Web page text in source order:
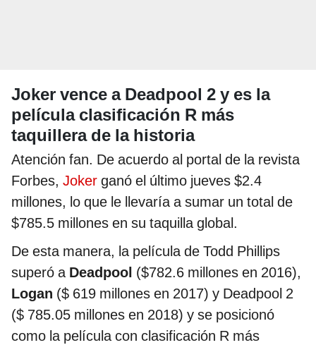
Joker vence a Deadpool 2 y es la
película clasificación R más
taquillera de la historia
Atención fan. De acuerdo al portal de la revista
Forbes, Joker ganó el último jueves $2.4
millones, lo que le llevaría a sumar un total de
$785.5 millones en su taquilla global.
De esta manera, la película de Todd Phillips
superó a Deadpool ($782.6 millones en 2016),
Logan ($ 619 millones en 2017) y Deadpool 2
($ 785.05 millones en 2018) y se posicionó
como la película con clasificación R más